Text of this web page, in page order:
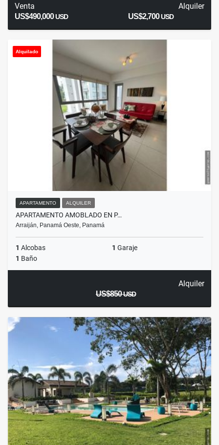
Venta
US$490,000USD
Alquiler
US$2,700USD
Alquilado
APARTAMENTO ALQUILER
APARTAMENTO AMOBLADO EN P…
Arraiján, Panamá Oeste, Panamá
1 Alcobas 1 Garaje
1 Baño
Alquiler
US$850USD